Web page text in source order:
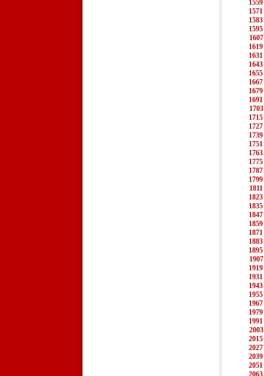
1559
1571
1583
1595
1607
1619
1631
1643
1655
1667
1679
1691
1703
1715
1727
1739
1751
1763
1775
1787
1799
1811
1823
1835
1847
1859
1871
1883
1895
1907
1919
1931
1943
1955
1967
1979
1991
2003
2015
2027
2039
2051
2063